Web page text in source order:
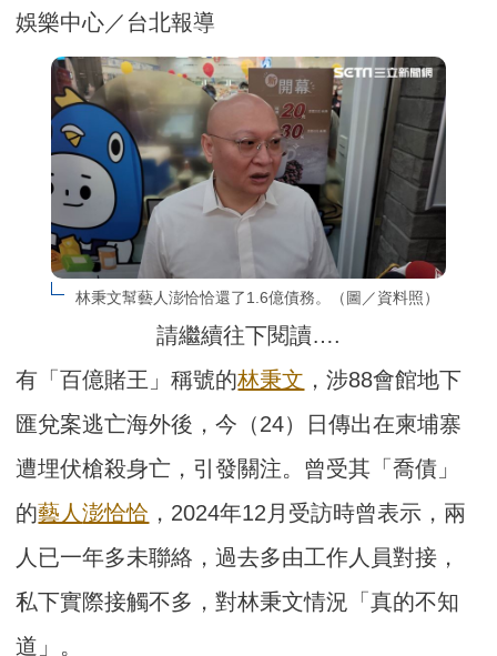
娛樂中心／台北報導
林秉文幫藝人澎恰恰還了1.6億債務。（圖／資料照）
請繼續往下閱讀….
有「百億賭王」稱號的林秉文 ，涉88會館地下
匯兌案逃亡海外後，今（24）日傳出在柬埔寨
遭埋伏槍殺身亡，引發關注。曾受其「喬債」
的藝人澎恰恰 ，2024年12月受訪時曾表示，兩
人已一年多未聯絡，過去多由工作人員對接，
私下實際接觸不多，對林秉文情況「真的不知
道」。